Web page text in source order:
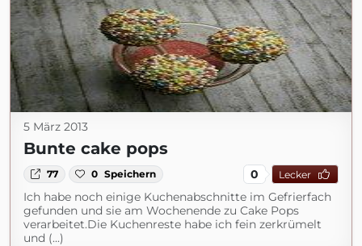
5 März 2013
Bunte cake pops
77 0 Speichern 0 Lecker
Ich habe noch einige Kuchenabschnitte im Gefrierfach
gefunden und sie am Wochenende zu Cake Pops
verarbeitet.Die Kuchenreste habe ich fein zerkrümelt
und (...)